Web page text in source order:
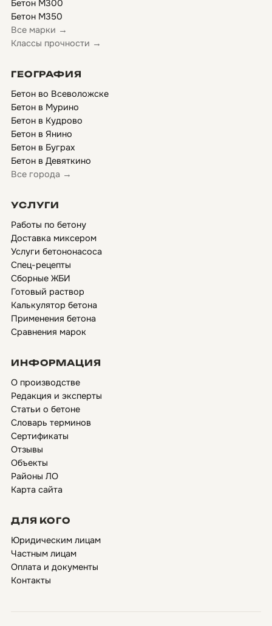
Бетон М300
Бетон М350
Все марки →
Классы прочности →
ГЕОГРАФИЯ
Бетон во Всеволожске
Бетон в Мурино
Бетон в Кудрово
Бетон в Янино
Бетон в Буграх
Бетон в Девяткино
Все города →
УСЛУГИ
Работы по бетону
Доставка миксером
Услуги бетононасоса
Спец-рецепты
Сборные ЖБИ
Готовый раствор
Калькулятор бетона
Применения бетона
Сравнения марок
ИНФОРМАЦИЯ
О производстве
Редакция и эксперты
Статьи о бетоне
Словарь терминов
Сертификаты
Отзывы
Объекты
Районы ЛО
Карта сайта
ДЛЯ КОГО
Юридическим лицам
Частным лицам
Оплата и документы
Контакты